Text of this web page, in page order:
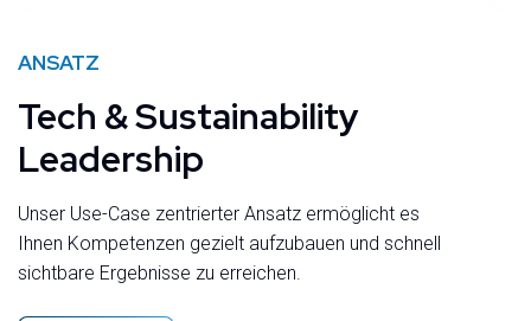
ANSATZ
Tech & Sustainability
Leadership
Unser Use-Case zentrierter Ansatz ermöglicht es
Ihnen Kompetenzen gezielt aufzubauen und schnell
sichtbare Ergebnisse zu erreichen.